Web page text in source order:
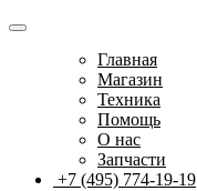
Главная
Магазин
Техника
Помощь
О нас
Запчасти
+7 (495) 774-19-19